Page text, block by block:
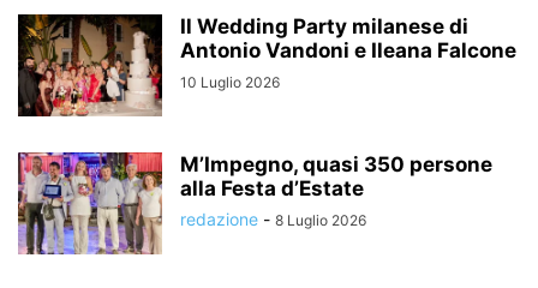
Il Wedding Party milanese di
Antonio Vandoni e Ileana Falcone
10 Luglio 2026
M’Impegno, quasi 350 persone
alla Festa d’Estate
redazione - 8 Luglio 2026